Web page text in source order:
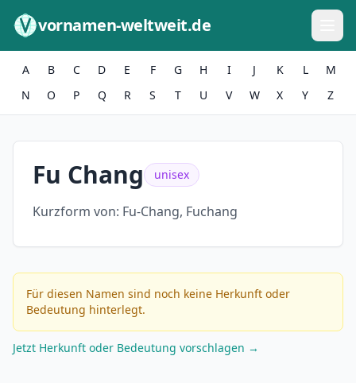
vornamen-weltweit.de
A B C D E F G H I J K L
M
N
O P Q R S T U V W X Y Z
Fu Chang unisex
Kurzform von: Fu-Chang, Fuchang
Für diesen Namen sind noch keine Herkunft oder
Bedeutung hinterlegt.
Jetzt Herkunft oder Bedeutung vorschlagen →